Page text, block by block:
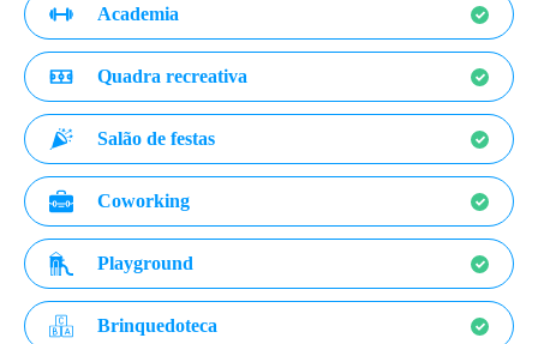
Academia
Quadra recreativa
Salão de festas
Coworking
Playground
Brinquedoteca